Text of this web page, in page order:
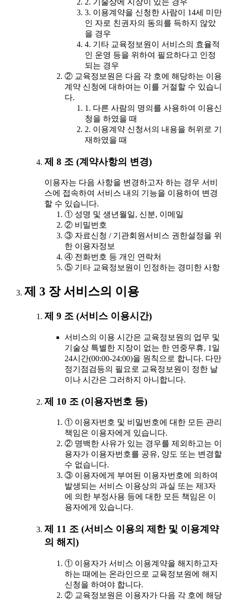
3. 이용계약을 신청한 사람이 14세 미만
인 자로 친권자의 동의를 득하지 않았
을 경우
4. 기타 교육정보원이 서비스의 효율적
인 운영 등을 위하여 필요하다고 인정
되는 경우
② 교육정보원은 다음 각 호에 해당하는 이용
계약 신청에 대하여는 이를 거절할 수 있습니
다.
1. 다른 사람의 명의를 사용하여 이용신
청을 하였을 때
2. 이용계약 신청서의 내용을 허위로 기
재하였을 때
제 8 조 (계약사항의 변경)
이용자는 다음 사항을 변경하고자 하는 경우 서비
스에 접속하여 서비스 내의 기능을 이용하여 변경
할 수 있습니다.
① 성명 및 생년월일, 신분, 이메일
② 비밀번호
③ 자료신청 / 기관회원서비스 권한설정을 위
한 이용자정보
④ 전화번호 등 개인 연락처
⑤ 기타 교육정보원이 인정하는 경미한 사항
제 3 장 서비스의 이용
제 9 조 (서비스 이용시간)
서비스의 이용 시간은 교육정보원의 업무 및
기술상 특별한 지장이 없는 한 연중무휴, 1일
24시간(00:00-24:00)을 원칙으로 합니다. 다만
정기점검등의 필요로 교육정보원이 정한 날
이나 시간은 그러하지 아니합니다.
제 10 조 (이용자번호 등)
① 이용자번호 및 비밀번호에 대한 모든 관리
책임은 이용자에게 있습니다.
② 명백한 사유가 있는 경우를 제외하고는 이
용자가 이용자번호를 공유, 양도 또는 변경할
수 없습니다.
③ 이용자에게 부여된 이용자번호에 의하여
발생되는 서비스 이용상의 과실 또는 제3자
에 의한 부정사용 등에 대한 모든 책임은 이
용자에게 있습니다.
제 11 조 (서비스 이용의 제한 및 이용계약
의 해지)
① 이용자가 서비스 이용계약을 해지하고자
하는 때에는 온라인으로 교육정보원에 해지
신청을 하여야 합니다.
② 교육정보원은 이용자가 다음 각 호에 해당